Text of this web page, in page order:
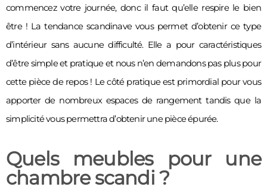
commencez votre journée, donc il faut qu’elle respire le bien
être ! La tendance scandinave vous permet d’obtenir ce type
d’intérieur sans aucune difficulté. Elle a pour caractéristiques
d’être simple et pratique et nous n’en demandons pas plus pour
cette pièce de repos ! Le côté pratique est primordial pour vous
apporter de nombreux espaces de rangement tandis que la
simplicité vous permettra d’obtenir une pièce épurée.
Quels meubles pour une
chambre scandi ?